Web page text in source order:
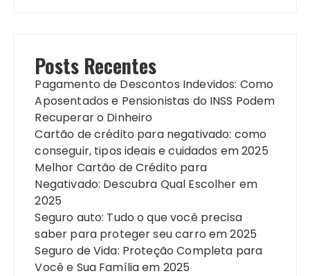
Posts Recentes
Pagamento de Descontos Indevidos: Como
Aposentados e Pensionistas do INSS Podem
Recuperar o Dinheiro
Cartão de crédito para negativado: como
conseguir, tipos ideais e cuidados em 2025
Melhor Cartão de Crédito para
Negativado: Descubra Qual Escolher em
2025
Seguro auto: Tudo o que você precisa
saber para proteger seu carro em 2025
Seguro de Vida: Proteção Completa para
Você e Sua Família em 2025